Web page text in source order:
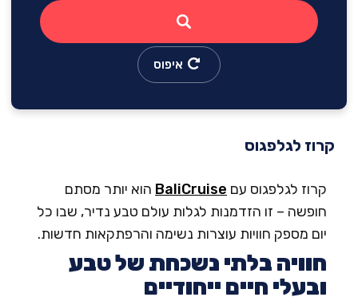
איפוס
לגלפגוס
לגלפגוס עםBaliCruiseהוא יותר מסתם
– זו הזדמנות לגלות עולם טבע נדיר, שבו כל
מספק חוויות עוצרות נשימה והרפתקאות חדשות.
בלתי נשכחת של טבע
חיים ייחודיים